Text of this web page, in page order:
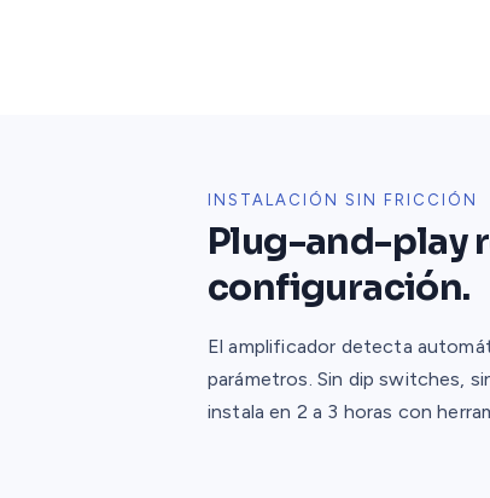
INSTALACIÓN SIN FRICCIÓN
Plug-and-play
configuración.
El amplificador detecta
parámetros. Sin dip switches,
instala en 2 a 3 horas con